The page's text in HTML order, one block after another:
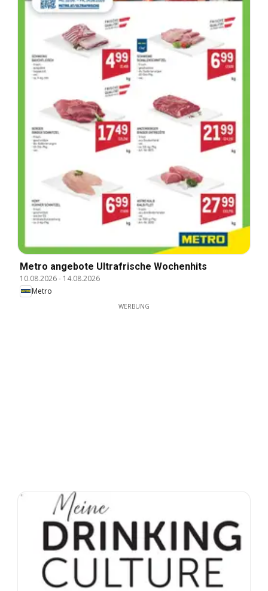
Metro angebote Ultrafrische Wochenhits
10.08.2026- 14.08.2026
Metro
WERBUNG